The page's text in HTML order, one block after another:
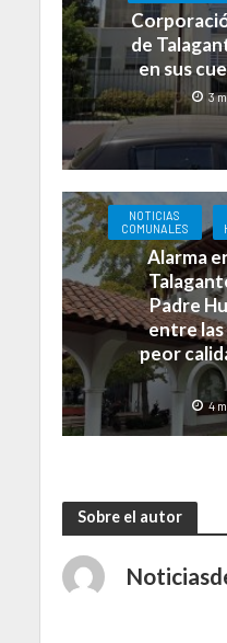
de
en sus
3
NOTICIAS
COMUNALES
Alarma
Padre
entre las
peor
4
Sobre el autor